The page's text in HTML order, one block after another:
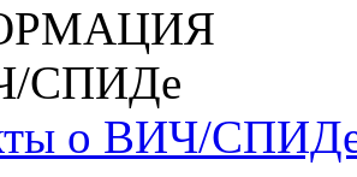
СПИДе
о ВИЧ/